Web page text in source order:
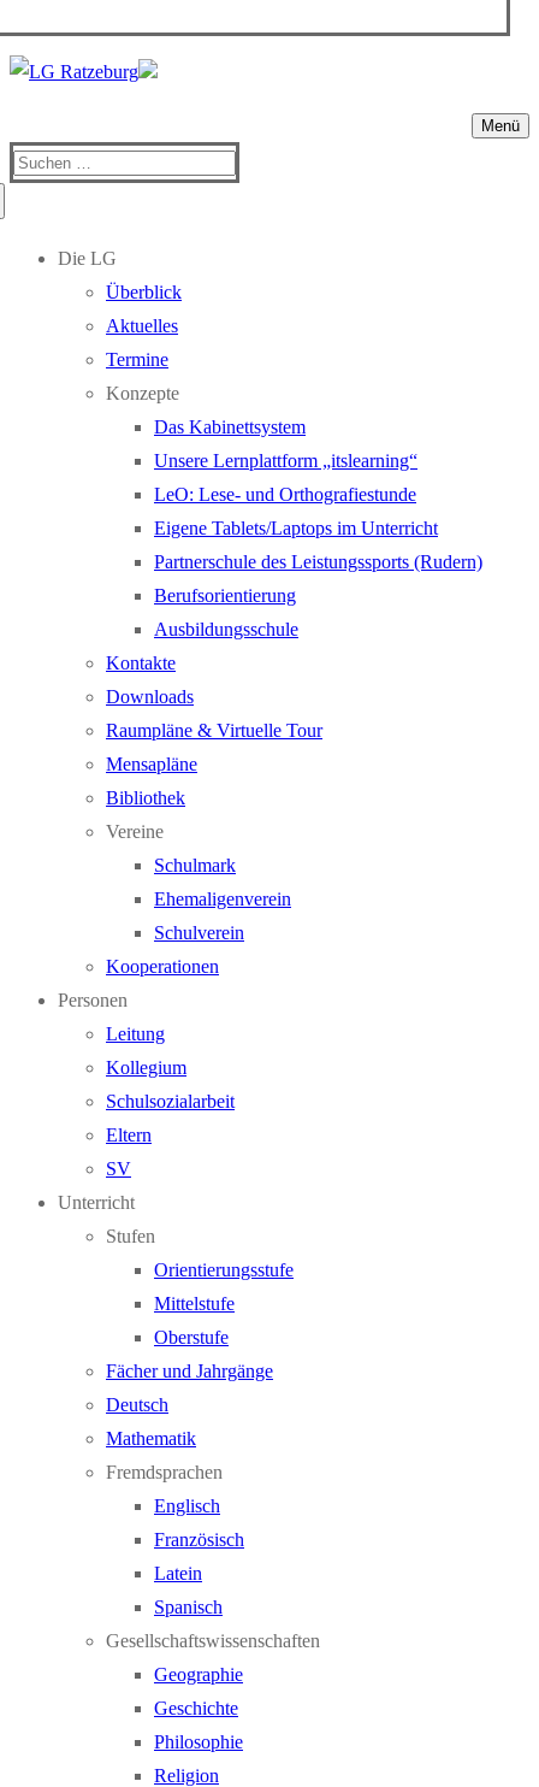
Menü
Suchen
Die LG
Überblick
Aktuelles
Termine
Konzepte
Das Kabinettsystem
Unsere Lernplattform „itslearning“
LeO: Lese- und Orthografiestunde
Eigene Tablets/Laptops im Unterricht
Partnerschule des Leistungssports (Rudern)
Berufsorientierung
Ausbildungsschule
Kontakte
Downloads
Raumpläne & Virtuelle Tour
Mensapläne
Bibliothek
Vereine
Schulmark
Ehemaligenverein
Schulverein
Kooperationen
Personen
Leitung
Kollegium
Schulsozialarbeit
Eltern
SV
Unterricht
Stufen
Orientierungsstufe
Mittelstufe
Oberstufe
Fächer und Jahrgänge
Deutsch
Mathematik
Fremdsprachen
Englisch
Französisch
Latein
Spanisch
Gesellschaftswissenschaften
Geographie
Geschichte
Philosophie
Religion